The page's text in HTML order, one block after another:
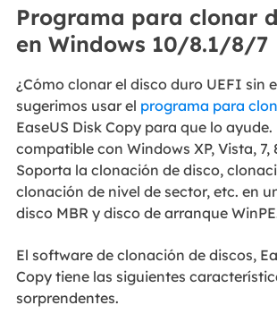
Programa para clonar
en Windows 10/8.1/8/7
¿Cómo clonar el disco duro UEFI sin
sugerimos usar el programa para
EaseUS Disk Copy para que lo
compatible con Windows XP, Vista, 7,
Soporta la clonación de disco,
clonación de nivel de sector, etc. en
disco MBR y disco de arranque
El software de clonación de discos,
Copy tiene las siguientes
sorprendentes.